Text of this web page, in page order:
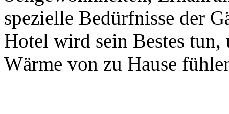
spezielle Bedürfnisse der
Hotel wird sein Bestes
Wärme von zu Hause